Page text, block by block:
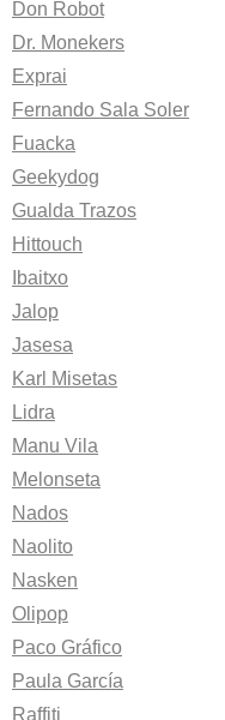
Don Robot
Dr. Monekers
Exprai
Fernando Sala Soler
Fuacka
Geekydog
Gualda Trazos
Hittouch
Ibaitxo
Jalop
Jasesa
Karl Misetas
Lidra
Manu Vila
Melonseta
Nados
Naolito
Nasken
Olipop
Paco Gráfico
Paula García
Raffiti